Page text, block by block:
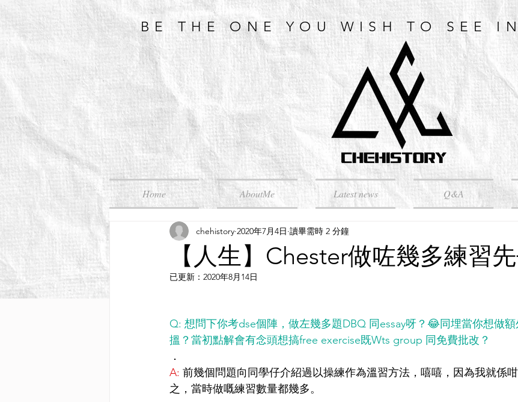
BE THE ONE YOU WISH TO SEE
Home AboutMe Latest news Q&A
【人生】Chester做咗幾多練習
chehistory 2020年7月4日 讀畢需時 2 分鐘
已更新： 2020年8月14日
Q: 想問下你考dse個陣，做左幾多題DBQ 同essay呀？😂同埋當你想做額
搵？當初點解會有念頭想搞free exercise既Wts group 同免費批改？
．
A: 前幾個問題向同學仔介紹過以操練作為溫習方法，嘻嘻，因為我就係
之，當時做嘅練習數量都幾多。